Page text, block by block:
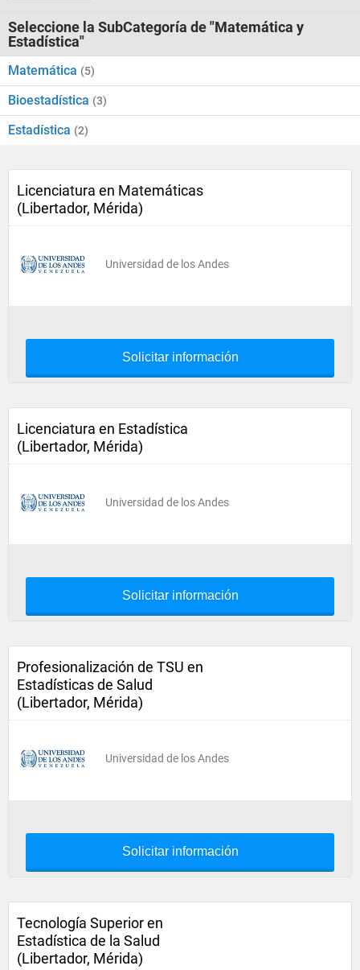
Seleccione la SubCategoría de "Matemática y
Estadística"
Matemática (5)
Bioestadística (3)
Estadística (2)
Licenciatura en Matemáticas
(Libertador, Mérida)
Universidad de los Andes
Solicitar información
Licenciatura en Estadística
(Libertador, Mérida)
Universidad de los Andes
Solicitar información
Profesionalización de TSU en
Estadísticas de Salud
(Libertador, Mérida)
Universidad de los Andes
Solicitar información
Tecnología Superior en
Estadística de la Salud
(Libertador, Mérida)